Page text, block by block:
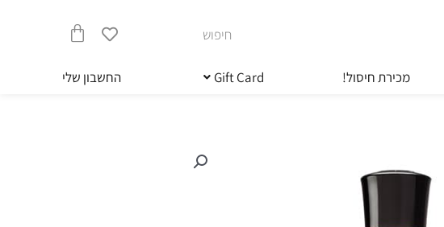
חיפוש
עגלת
קניות
מכירת חיסול! Gift Card החשבון שלי